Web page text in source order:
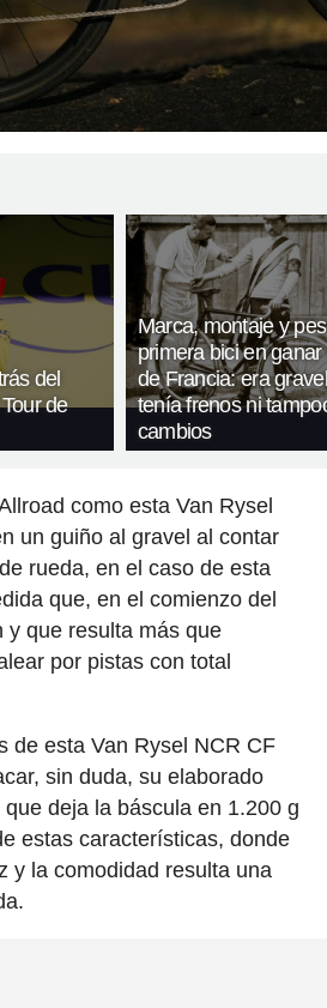
del
de
Marca, montaje y
primera bici en ganar
de Francia: era
tenía frenos ni
cambios
como esta Van Rysel
un guiño al gravel al contar
rueda, en el caso de esta
que, en el comienzo del
y que resulta más que
por pistas con total
de esta Van Rysel NCR CF
sin duda, su elaborado
deja la báscula en 1.200 g
estas características, donde
y la comodidad resulta una